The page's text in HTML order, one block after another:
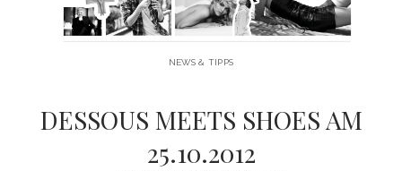
IMPRESSUM & DATENSCHUTZ
NEWS & TIPPS
DESSOUS MEETS SHOES AM
25.10.2012